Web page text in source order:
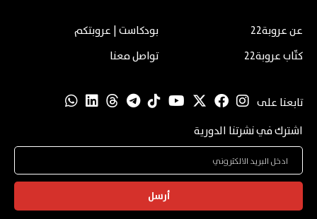
عن عروبة22
كتّاب عروبة22
بودكاست | عروبتكم
تواصل معنا
تابعنا على
اشترك في نشرتنا الدورية
أرسل